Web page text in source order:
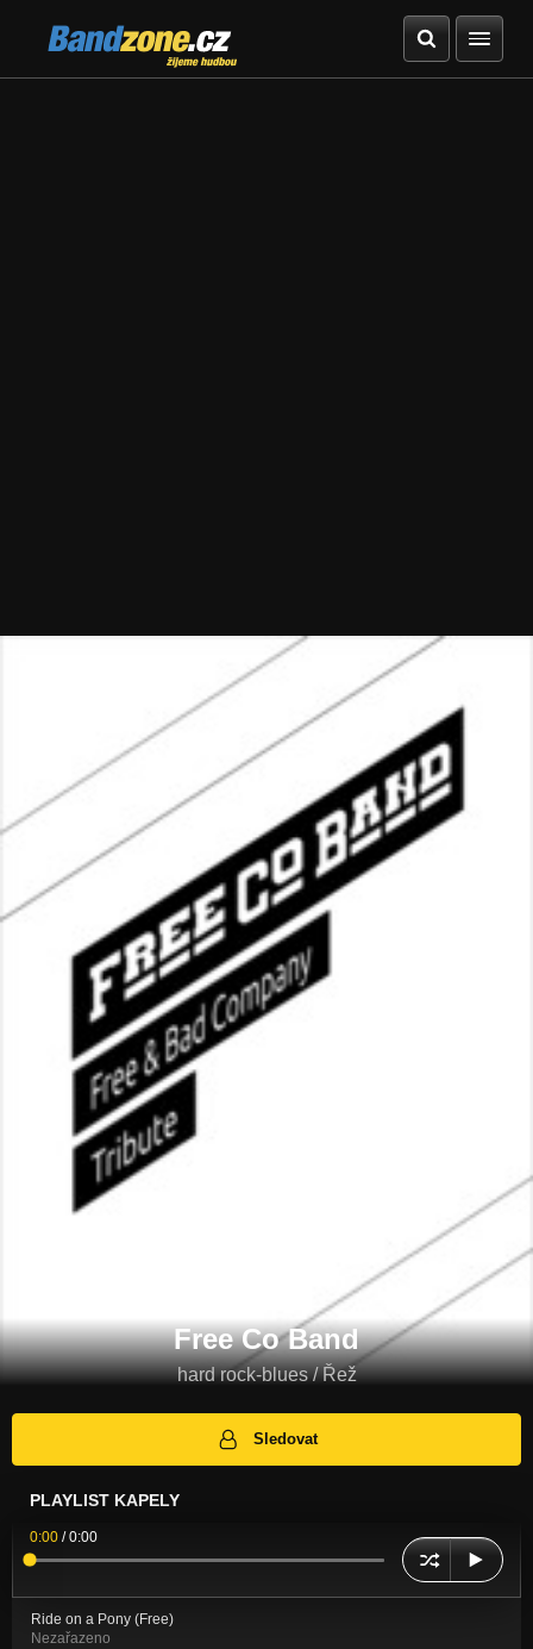
Bandzone.cz
žijeme hudbou
Free Co Band
hard rock-blues / Řež
Sledovat
PLAYLIST KAPELY
0:00 /0:00
Ride on a Pony (Free)
Nezařazeno